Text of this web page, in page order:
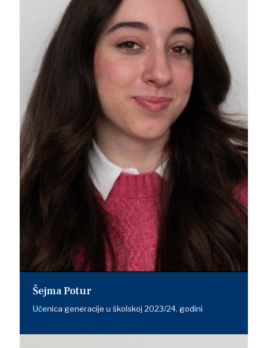
Šejma Potur
Učenica generacije u školskoj 2023/24. godini